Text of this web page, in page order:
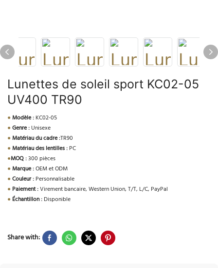
Lunettes de soleil sport KC02-05
UV400 TR90
●Modèle : KC02-05
●Genre : Unisexe
●Matériau du cadre :TR90
●Matériau des lentilles : PC
●MOQ :300 pièces
●Marque :OEM et ODM
●Couleur : Personnalisable
● Paiement :Virement bancaire, Western Union, T/T, L/C, PayPal
● Échantillon : Disponible
Share with: